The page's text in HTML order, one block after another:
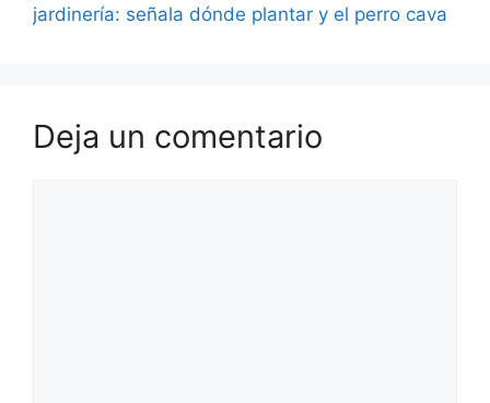
jardinería: señala dónde plantar y el perro cava
Deja un comentario